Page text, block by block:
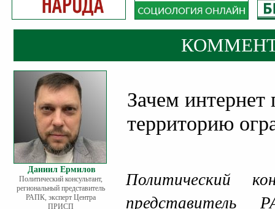
Даниил Ермилов
Политический консультант,
региональный представитель
РАПК, эксперт Центра
ПРИСП
Зачем
территорию
Политический
представитель